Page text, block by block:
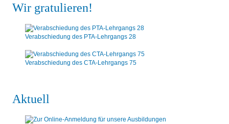
Wir gratulieren!
Verabschiedung des PTA-Lehrgangs 28
Verabschiedung des CTA-Lehrgangs 75
Aktuell